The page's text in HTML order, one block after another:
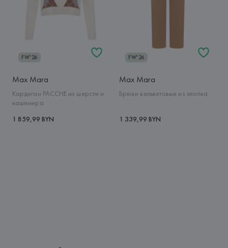
FW'26
Max Mara
Кардиган PACCHE из шерсти и
кашемира
1 859,99 BYN
FW'26
Max Mara
Брюки вельветовые из хлопка
1 339,99 BYN